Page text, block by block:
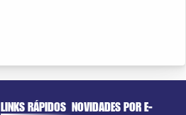
LINKS RÁPIDOS NOVIDADES POR E-